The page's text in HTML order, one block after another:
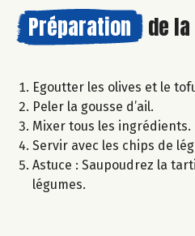
Préparation de la
Egoutter les olives et le
Peler la gousse d’ail.
Mixer tous les ingrédients.
Servir avec les chips de
Astuce : Saupoudrez la
légumes.